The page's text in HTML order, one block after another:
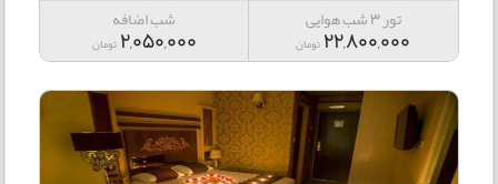
تور 3 شب هوایی
22,800,000 تومان
شب اضافه
2,050,000 تومان